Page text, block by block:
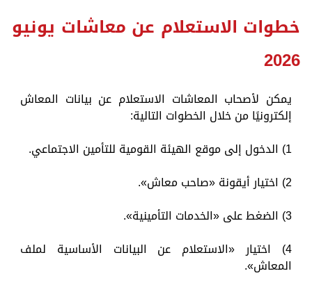
خطوات الاستعلام عن معاشات يونيو
2026
يمكن لأصحاب المعاشات الاستعلام عن بيانات المعاش
إلكترونيًا من خلال الخطوات التالية:
1) الدخول إلى موقع الهيئة القومية للتأمين الاجتماعي.
2) اختيار أيقونة «صاحب معاش».
3) الضغط على «الخدمات التأمينية».
4) اختيار «الاستعلام عن البيانات الأساسية لملف
المعاش».